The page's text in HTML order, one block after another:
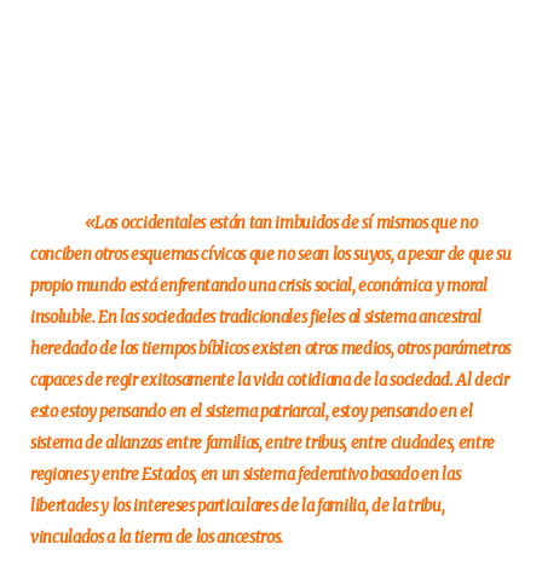
«Los occidentales están tan imbuidos de sí mismos que no
conciben otros esquemas cívicos que no sean los suyos, a pesar de que su
propio mundo está enfrentando una crisis social, económica y moral
insoluble. En las sociedades tradicionales fieles al sistema ancestral
heredado de los tiempos bíblicos existen otros medios, otros parámetros
capaces de regir exitosamente la vida cotidiana de la sociedad. Al decir
esto estoy pensando en el sistema patriarcal, estoy pensando en el
sistema de alianzas entre familias, entre tribus, entre ciudades, entre
regiones y entre Estados, en un sistema federativo basado en las
libertades y los intereses particulares de la familia, de la tribu,
vinculados a la tierra de los ancestros.